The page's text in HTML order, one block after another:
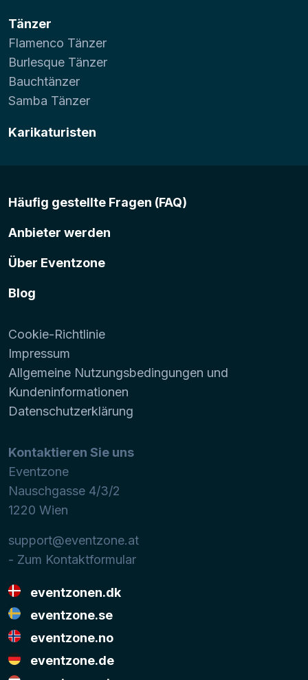
Tänzer
Flamenco Tänzer
Burlesque Tänzer
Bauchtänzer
Samba Tänzer
Karikaturisten
Häufig gestellte Fragen (FAQ)
Anbieter werden
Über Eventzone
Blog
Cookie-Richtlinie
Impressum
Allgemeine Nutzungsbedingungen und
Kundeninformationen
Datenschutzerklärung
Kontaktieren Sie uns
Eventzone
Nauschgasse 4/3/2
1220 Wien
support@eventzone.at
- Zum Kontaktformular
eventzonen.dk
eventzone.se
eventzone.no
eventzone.de